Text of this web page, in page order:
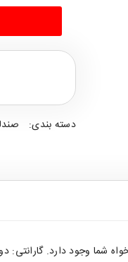
دسته بندی:
وجود دارد. گارانتی: دو